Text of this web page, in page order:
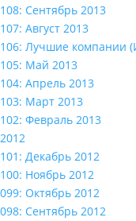
108: Сентябрь 2013
107: Август 2013
106: Лучшие компании
105: Май 2013
104: Апрель 2013
103: Март 2013
102: Февраль 2013
2012
101: Декабрь 2012
100: Ноябрь 2012
099: Октябрь 2012
098: Сентябрь 2012